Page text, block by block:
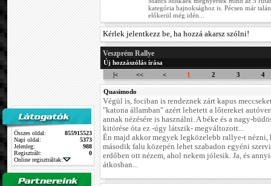
Összes oldal:
855915523
Napi oldal:
5373
Jelenleg:
988
Regisztrált:
0
Online regisztráltak:
kategória bajnoksághoz is. Pécsen már
előkerül még idén...
Kérlek jelentkezz be, ha hozzá akarsz szólni!
Veszprém Rallye
Új hozzászólás írása
|<
<< < 1 2 3 4
Quasimodo
Végül is, fociban is rendeznek zárt kapus
"katona államban" azért lehetett a lőtereket
annak nézésére is használni. A béke és a nagy-
kitörése óta ez -úgy látszik- megváltozott...
Én majd akkor megyek legközelebb rallye-t nézni,
második falu közepén lehet szabadon egyéni
erdőben ott nézem, ahol nekem jólesik. Ja, és
átkosban...